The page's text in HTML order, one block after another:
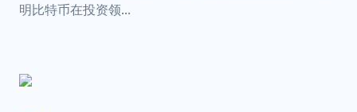
明比特币在投资领...